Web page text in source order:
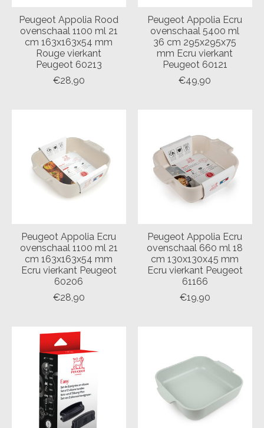
Peugeot Appolia Rood
ovenschaal 1100 ml 21
cm 163x163x54 mm
Rouge vierkant
Peugeot 60213
€28,90
Peugeot Appolia Ecru
ovenschaal 5400 ml
36 cm 295x295x75
mm Ecru vierkant
Peugeot 60121
€49,90
Peugeot Appolia Ecru
ovenschaal 1100 ml 21
cm 163x163x54 mm
Ecru vierkant Peugeot
60206
€28,90
Peugeot Appolia Ecru
ovenschaal 660 ml 18
cm 130x130x45 mm
Ecru vierkant Peugeot
61166
€19,90